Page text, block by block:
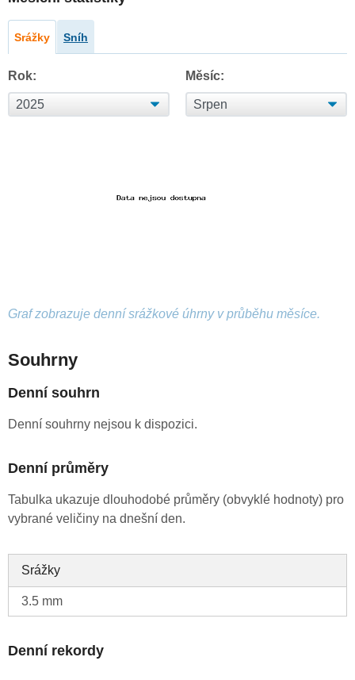
Srážky Sníh
Rok: Měsíc:
Graf zobrazuje denní srážkové úhrny v průběhu měsíce.
Souhrny
Denní souhrn
Denní souhrny nejsou k dispozici.
Denní průměry
Tabulka ukazuje dlouhodobé průměry (obvyklé hodnoty) pro
vybrané veličiny na dnešní den.
Srážky
3.5 mm
Denní rekordy